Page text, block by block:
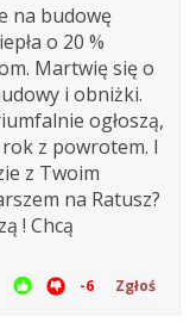
na budowę
o 20 %
Martwię się o
i obniżki.
ogłoszą,
rok z powrotem. I
z Twoim
na Ratusz?
! Chcą
-6 Zgłoś